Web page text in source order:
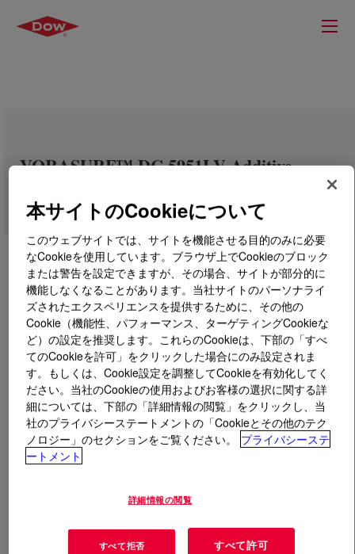
VORASURF™ DC 5951LV Additive
とはVORASURF™ DC 5951LV Additive?
Silicone surfactant for production of flexible slabstock
polyurethane foams.
Flexible slabstock foams
本サイトのCookieについて
このウェブサイトでは、サイトを機能させる目的のみに必要
なCookieを使用しています。ブラウザ上でCookieのブロック
または警告を設定できますが、その場合、サイトが部分的に
機能しなくなることがあります。当社サイトのパーソナライ
ズされたエクスペリエンスを提供するために、その他の
Cookie（機能性、パフォーマンス、ターゲティングCookieな
ど）の設定を推奨します。これらのCookieは、下部の「すべ
てのCookieを許可」をクリックした場合にのみ設定されま
す。もしくは、Cookie設定を調整してCookieを有効化してく
ださい。当社のCookieの使用およびお客様の選択に関する詳
細については、下部の「詳細情報の閲覧」をクリックし、当
社のプライバシーステートメントの「Cookieとその他のテク
ノロジー」のセクションをご覧ください。
プライバシーステ
ートメント
詳細情報の閲覧
すべて拒否 すべて許可